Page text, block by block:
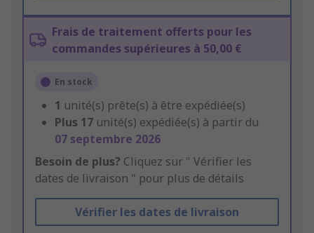
Frais de traitement offerts pour les
commandes supérieures à 50,00 €
En stock
1 unité(s) prête(s) à être expédiée(s)
Plus 17 unité(s) expédiée(s) à partir du
07 septembre 2026
Besoin de plus? Cliquez sur " Vérifier les
dates de livraison " pour plus de détails
Vérifier les dates de livraison